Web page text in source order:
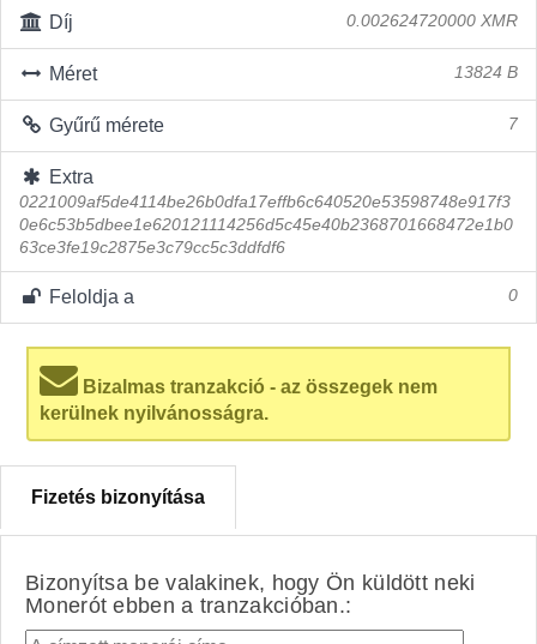
Díj 0.002624720000 XMR
Méret 13824 B
Gyűrű mérete 7
Extra
0221009af5de4114be26b0dfa17effb6c640520e53598748e917f3
0e6c53b5dbee1e620121114256d5c45e40b2368701668472e1b0
63ce3fe19c2875e3c79cc5c3ddfdf6
Feloldja a 0
Bizalmas tranzakció - az összegek nem
kerülnek nyilvánosságra.
Fizetés bizonyítása
Bizonyítsa be valakinek, hogy Ön küldött neki
Monerót ebben a tranzakcióban.: